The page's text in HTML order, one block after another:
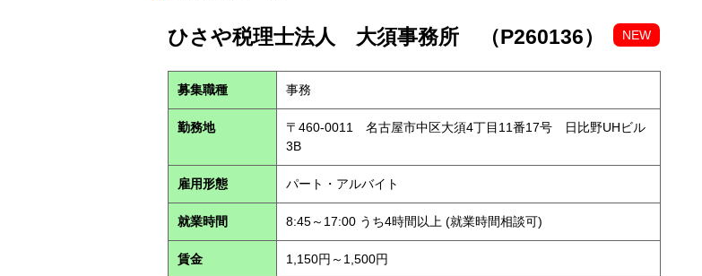
ひさや税理士法人 大須事務所 （P260136） NEW
募集職種 事務
勤務地
〒460-0011 名古屋市中区大須4丁目11番17号 日比野UHビル
3B
雇用形態 パート・アルバイト
就業時間 8:45～17:00 うち4時間以上 (就業時間相談可)
賃金 1,150円～1,500円